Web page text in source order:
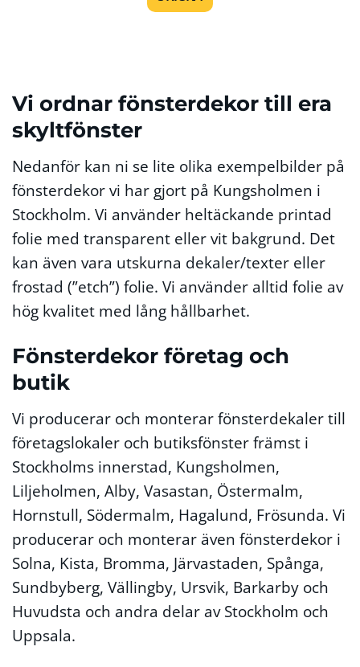
Vi ordnar fönsterdekor till era
skyltfönster
Nedanför kan ni se lite olika exempelbilder på
fönsterdekor vi har gjort på Kungsholmen i
Stockholm. Vi använder heltäckande printad
folie med transparent eller vit bakgrund. Det
kan även vara utskurna dekaler/texter eller
frostad (”etch”) folie. Vi använder alltid folie av
hög kvalitet med lång hållbarhet.
Fönsterdekor företag och
butik
Vi producerar och monterar fönsterdekaler till
företagslokaler och butiksfönster främst i
Stockholms innerstad, Kungsholmen,
Liljeholmen, Alby, Vasastan, Östermalm,
Hornstull, Södermalm, Hagalund, Frösunda. Vi
producerar och monterar även fönsterdekor i
Solna, Kista, Bromma, Järvastaden, Spånga,
Sundbyberg, Vällingby, Ursvik, Barkarby och
Huvudsta och andra delar av Stockholm och
Uppsala.